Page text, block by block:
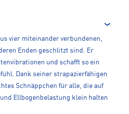
vier miteinander verbundenen,
Enden geschlitzt sind. Er
und schafft so ein
Dank seiner strapazierfähigen
Schnäppchen für alle, die auf
Ellbogenbelastung klein halten